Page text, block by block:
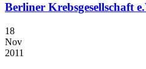
Berliner Krebsgesellschaft
18
Nov
2011